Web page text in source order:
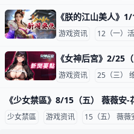
游戏资讯 12（一）
游戏资讯 25（三）
少女禁區 游戏资讯 15（五） 薇薇